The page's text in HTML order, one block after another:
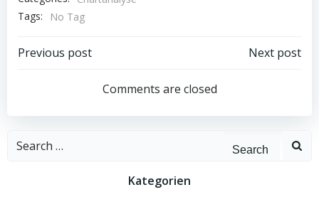
Tags:
No Tag
Post
navigation
Previous post
navigation
Next post
Comments are closed
Search
Kategorien